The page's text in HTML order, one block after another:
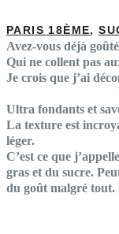
PARIS 18ÈME,
Avez-vous déjà
Qui ne collent pas
Je crois que j’ai
Ultra fondants et
La texture est
léger.
C’est ce que
gras et du sucre.
du goût malgré tout.